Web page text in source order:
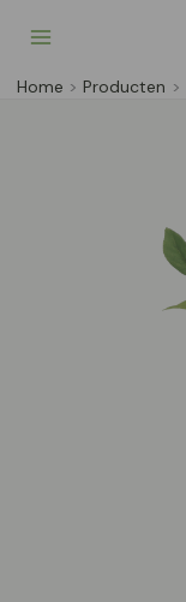
naar
inhoud
Home Producten